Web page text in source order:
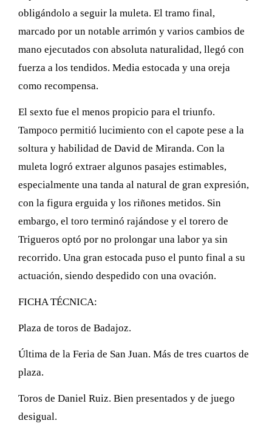
obligándolo a seguir la muleta. El tramo final,
marcado por un notable arrimón y varios cambios de
mano ejecutados con absoluta naturalidad, llegó con
fuerza a los tendidos. Media estocada y una oreja
como recompensa.
El sexto fue el menos propicio para el triunfo.
Tampoco permitió lucimiento con el capote pese a la
soltura y habilidad de David de Miranda. Con la
muleta logró extraer algunos pasajes estimables,
especialmente una tanda al natural de gran expresión,
con la figura erguida y los riñones metidos. Sin
embargo, el toro terminó rajándose y el torero de
Trigueros optó por no prolongar una labor ya sin
recorrido. Una gran estocada puso el punto final a su
actuación, siendo despedido con una ovación.
FICHA TÉCNICA:
Plaza de toros de Badajoz.
Última de la Feria de San Juan. Más de tres cuartos de
plaza.
Toros de Daniel Ruiz. Bien presentados y de juego
desigual.